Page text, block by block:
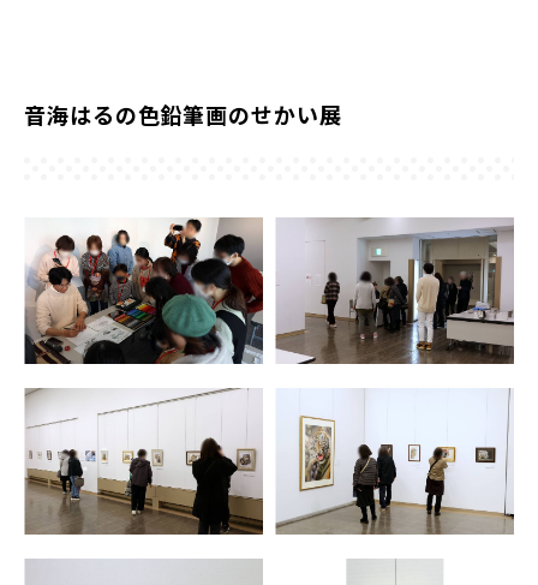
音海はるの色鉛筆画のせかい展